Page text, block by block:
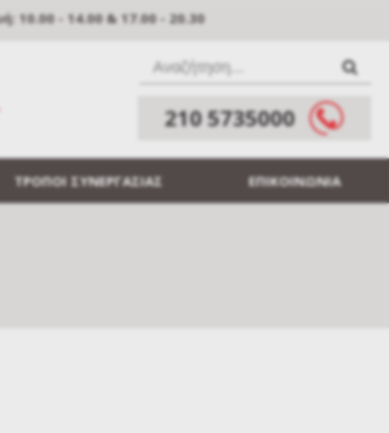
210 5735000
ΤΡΟΠΟΙ ΣΥΝΕΡΓΑΣΙΑΣ ΕΠΙΚΟΙΝΩΝΙΑ
10.00 - 14.00 & 17.00 - 20.30